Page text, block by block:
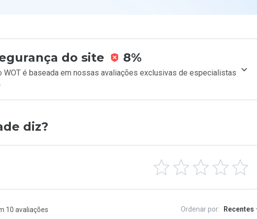
do site 8%
WOT é baseada em nossas avaliações exclusivas de especialistas
diz?
10 avaliações Ordenar por: Recentes